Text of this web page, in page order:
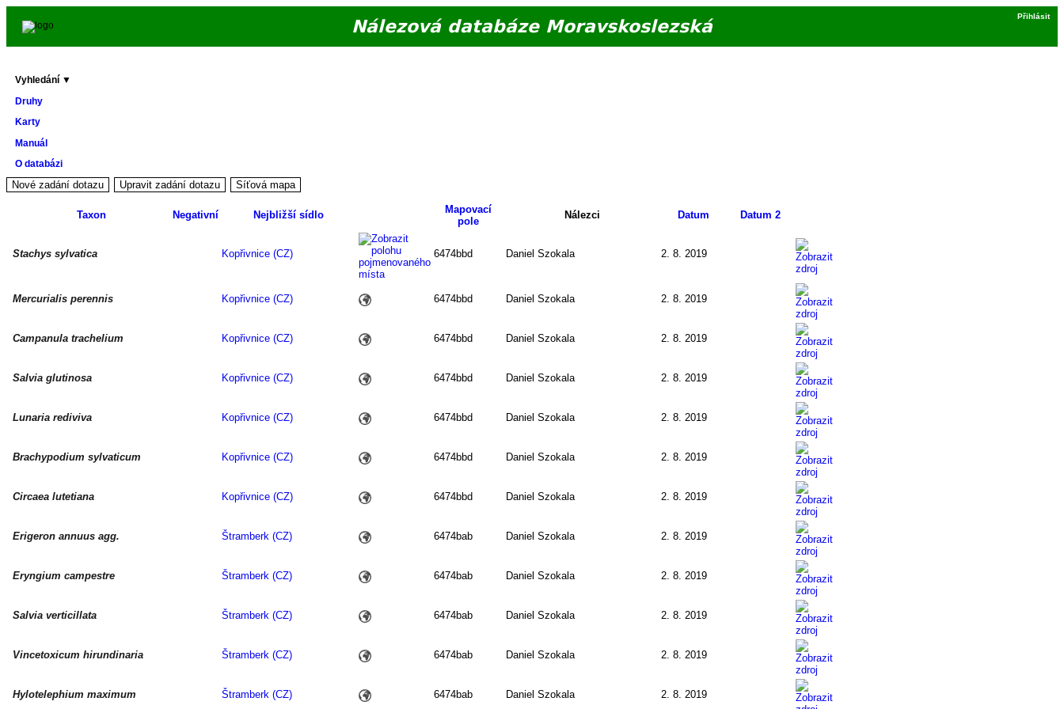
Nálezová databáze Moravskoslezská
Přihlásit
Vyhledání ▼
Druhy
Karty
Manuál
O databázi
Taxon Negativní Nejbližší sídlo
Mapovací
pole
Nálezci Datum Datum 2
Stachys sylvatica Kopřivnice (CZ) 6474bbd Daniel Szokala 2. 8. 2019
Mercurialis perennis Kopřivnice (CZ) 6474bbd Daniel Szokala 2. 8. 2019
Campanula trachelium Kopřivnice (CZ) 6474bbd Daniel Szokala 2. 8. 2019
Salvia glutinosa Kopřivnice (CZ) 6474bbd Daniel Szokala 2. 8. 2019
Lunaria rediviva Kopřivnice (CZ) 6474bbd Daniel Szokala 2. 8. 2019
Brachypodium sylvaticum Kopřivnice (CZ) 6474bbd Daniel Szokala 2. 8. 2019
Circaea lutetiana Kopřivnice (CZ) 6474bbd Daniel Szokala 2. 8. 2019
Erigeron annuus agg. Štramberk (CZ) 6474bab Daniel Szokala 2. 8. 2019
Eryngium campestre Štramberk (CZ) 6474bab Daniel Szokala 2. 8. 2019
Salvia verticillata Štramberk (CZ) 6474bab Daniel Szokala 2. 8. 2019
Vincetoxicum hirundinaria Štramberk (CZ) 6474bab Daniel Szokala 2. 8. 2019
Hylotelephium maximum Štramberk (CZ) 6474bab Daniel Szokala 2. 8. 2019